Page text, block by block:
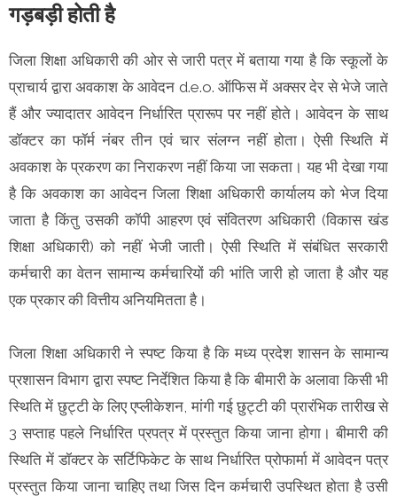
गड़बड़ी होती है
जिला शिक्षा अधिकारी की ओर से जारी पत्र में बताया गया है कि स्कूलों के
प्राचार्य द्वारा अवकाश के आवेदन d.e.o. ऑफिस में अक्सर देर से भेजे जाते
हैं और ज्यादातर आवेदन निर्धारित प्रारूप पर नहीं होते। आवेदन के साथ
डॉक्टर का फॉर्म नंबर तीन एवं चार संलग्न नहीं होता। ऐसी स्थिति में
अवकाश के प्रकरण का निराकरण नहीं किया जा सकता। यह भी देखा गया
है कि अवकाश का आवेदन जिला शिक्षा अधिकारी कार्यालय को भेज दिया
जाता है किंतु उसकी कॉपी आहरण एवं संवितरण अधिकारी (विकास खंड
शिक्षा अधिकारी) को नहीं भेजी जाती। ऐसी स्थिति में संबंधित सरकारी
कर्मचारी का वेतन सामान्य कर्मचारियों की भांति जारी हो जाता है और यह
एक प्रकार की वित्तीय अनियमितता है।
जिला शिक्षा अधिकारी ने स्पष्ट किया है कि मध्य प्रदेश शासन के सामान्य
प्रशासन विभाग द्वारा स्पष्ट निर्देशित किया है कि बीमारी के अलावा किसी भी
स्थिति में छुट्टी के लिए एप्लीकेशन, मांगी गई छुट्टी की प्रारंभिक तारीख से
3 सप्ताह पहले निर्धारित प्रपत्र में प्रस्तुत किया जाना होगा। बीमारी की
स्थिति में डॉक्टर के सर्टिफिकेट के साथ निर्धारित प्रोफार्मा में आवेदन पत्र
प्रस्तुत किया जाना चाहिए तथा जिस दिन कर्मचारी उपस्थित होता है उसी